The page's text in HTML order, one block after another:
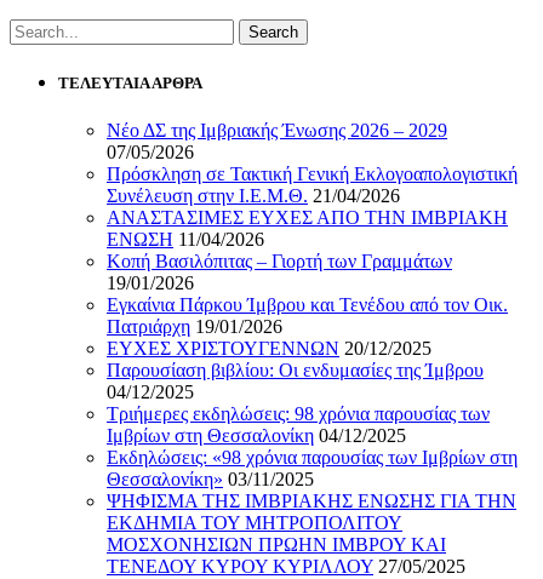
ΤΕΛΕΥΤΑΙΑ ΑΡΘΡΑ
Νέο ΔΣ της Ιμβριακής Ένωσης 2026 – 2029
07/05/2026
Πρόσκληση σε Τακτική Γενική Εκλογοαπολογιστική
Συνέλευση στην Ι.Ε.Μ.Θ. 21/04/2026
ΑΝΑΣΤΑΣΙΜΕΣ ΕΥΧΕΣ ΑΠΟ ΤΗΝ ΙΜΒΡΙΑΚΗ
ΕΝΩΣΗ 11/04/2026
Κοπή Βασιλόπιτας – Γιορτή των Γραμμάτων
19/01/2026
Εγκαίνια Πάρκου Ίμβρου και Τενέδου από τον Οικ.
Πατριάρχη 19/01/2026
ΕΥΧΕΣ ΧΡΙΣΤΟΥΓΕΝΝΩΝ 20/12/2025
Παρουσίαση βιβλίου: Οι ενδυμασίες της Ίμβρου
04/12/2025
Τριήμερες εκδηλώσεις: 98 χρόνια παρουσίας των
Ιμβρίων στη Θεσσαλονίκη 04/12/2025
Εκδηλώσεις: «98 χρόνια παρουσίας των Ιμβρίων στη
Θεσσαλονίκη» 03/11/2025
ΨΗΦΙΣΜΑ ΤΗΣ ΙΜΒΡΙΑΚΗΣ ΕΝΩΣΗΣ ΓΙΑ ΤΗΝ
ΕΚΔΗΜΙΑ ΤΟΥ ΜΗΤΡΟΠΟΛΙΤΟΥ
ΜΟΣΧΟΝΗΣΙΩΝ ΠΡΩΗΝ ΙΜΒΡΟΥ ΚΑΙ
ΤΕΝΕΔΟΥ ΚΥΡΟΥ ΚΥΡΙΛΛΟΥ 27/05/2025